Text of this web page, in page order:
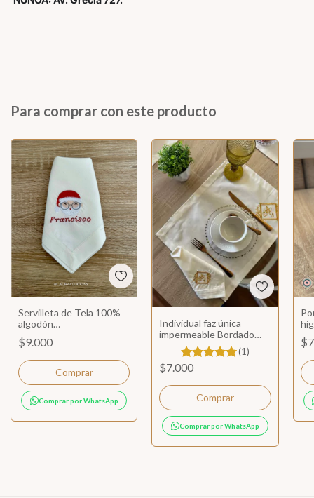
Para comprar con este producto
Servilleta de Tela 100%
algodón
PERSONALIZADA
$9.000
Comprar por WhatsApp
Individual faz única
impermeable Bordado
monograma
(1)
$7.000
Comprar
Comprar por WhatsApp